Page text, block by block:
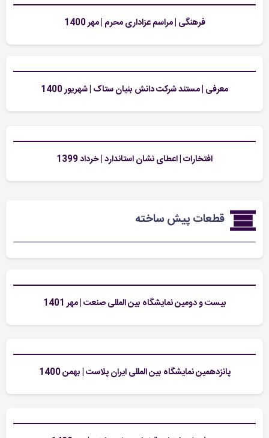
فرهنگی | مراسم عزاداری محرم | مهر 1400
معرفی | مستند شرکت دانش بنیان ستاک | شهریور 1400
افتخارات | اعطای نشان استاندارد | خرداد 1399
قطعات پیش ساخته
بیست و دومین نمایشگاه بین المللی صنعت | مهر 1401
پانزدهمین نمایشگاه بین المللی ایران پلاست | بهمن 1400